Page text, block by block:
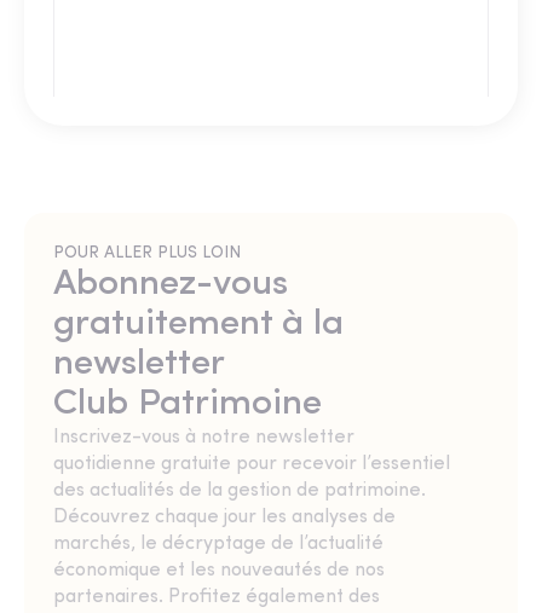
POUR ALLER PLUS LOIN
Abonnez-vous
gratuitement à la
newsletter
Club Patrimoine
Inscrivez-vous à notre newsletter
quotidienne gratuite pour recevoir l’essentiel
des actualités de la gestion de patrimoine.
Découvrez chaque jour les analyses de
marchés, le décryptage de l’actualité
économique et les nouveautés de nos
partenaires. Profitez également des